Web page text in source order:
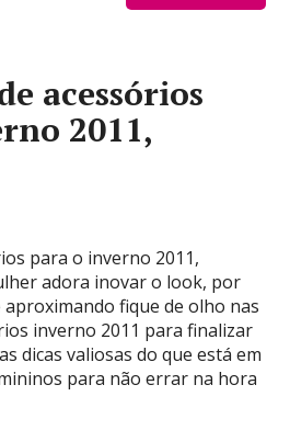
acessórios
2011,
para o inverno 2011,
adora inovar o look, por
fique de olho nas
inverno 2011 para finalizar
dicas valiosas do que está em
para não errar na hora